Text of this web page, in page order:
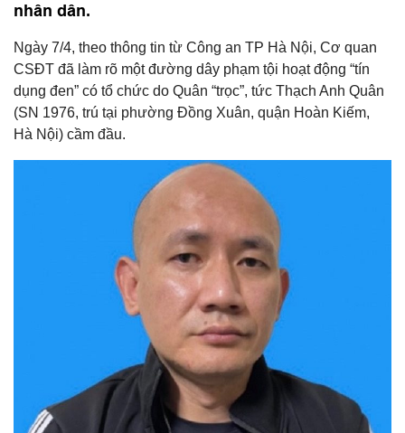
nhân dân.
Ngày 7/4, theo thông tin từ Công an TP Hà Nội, Cơ quan
CSĐT đã làm rõ một đường dây phạm tội hoạt động “tín
dụng đen” có tổ chức do Quân “trọc”, tức Thạch Anh Quân
(SN 1976, trú tại phường Đồng Xuân, quận Hoàn Kiếm,
Hà Nội) cầm đầu.